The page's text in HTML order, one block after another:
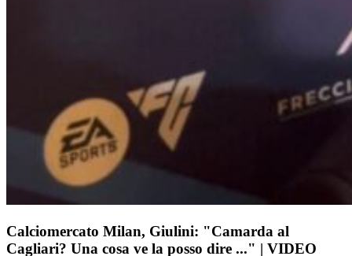
Calciomercato Milan, Giulini: "Camarda al
Cagliari? Una cosa ve la posso dire ..." | VIDEO